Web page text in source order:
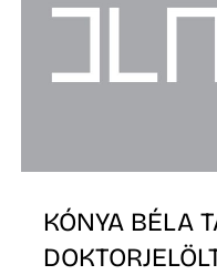
KÓNYA BÉLA